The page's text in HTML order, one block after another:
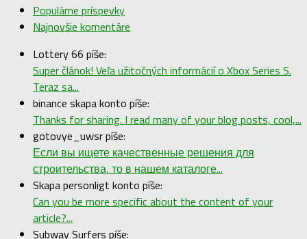
Populárne príspevky
Najnovšie komentáre
Lottery 66 píše:
Super článok! Veľa užitočných informácií o Xbox Series S.
Teraz sa...
binance skapa konto píše:
Thanks for sharing. I read many of your blog posts, cool,...
gotovye_uwsr píše:
Если вы ищете качественные решения для
строительства, то в нашем каталоге...
Skapa personligt konto píše:
Can you be more specific about the content of your
article?...
Subway Surfers píše: